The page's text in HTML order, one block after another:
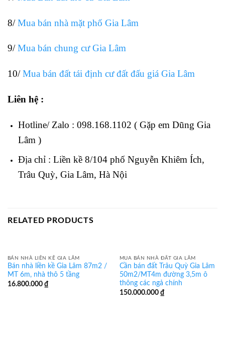
8/Mua bán nhà mặt phố Gia Lâm
9/Mua bán chung cư Gia Lâm
10/Mua bán đất tái định cư đất đấu giá Gia Lâm
Liên hệ :
Hotline/ Zalo : 098.168.1102 ( Gặp em Dũng Gia
Lâm )
Địa chỉ : Liền kề 8/104 phố Nguyễn Khiêm Ích,
Trâu Quỳ, Gia Lâm, Hà Nội
RELATED PRODUCTS
BÁN NHÀ LIỀN KỀ GIA LÂM
Bán nhà liền kề Gia Lâm 87m2 /
MT 6m, nhà thô 5 tầng
16.800.000 ₫
MUA BÁN NHÀ ĐẤT GIA LÂM
Cần bán đất Trâu Quỳ Gia Lâm
50m2/MT4m đường 3,5m ô
thông các ngả chính
150.000.000 ₫